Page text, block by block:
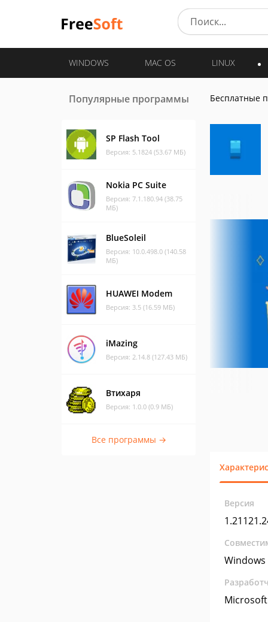
WINDOWS MAC OS LINUX
Популярные программы
SP Flash Tool
Версия: 5.1824 (53.67 МБ)
Nokia PC Suite
Версия: 7.1.180.94 (38.75
МБ)
BlueSoleil
Версия: 10.0.498.0 (140.58
МБ)
HUAWEI Modem
Версия: 3.5 (16.59 МБ)
iMazing
Версия: 2.14.8 (127.43 МБ)
Втихаря
Версия: 1.0.0 (0.9 МБ)
Все программы →
Бесплатные
Версия
Windows
Microsoft